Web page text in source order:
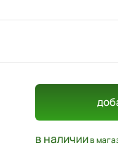
в наличиив